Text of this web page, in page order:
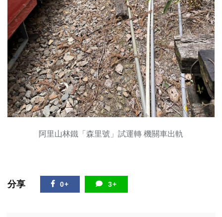
阿里山林鐵「森里號」試運轉 機關車出軌
分享 0+ 3+